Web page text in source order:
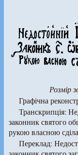
Розмір
Графічна
Транскрипція:
законник святого
рукою власною
Переклад: